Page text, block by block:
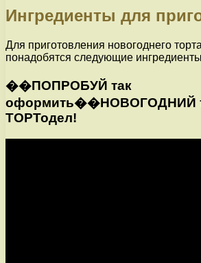
Ингредиенты для
Для приготовления новогоднего
понадобятся следующие
��ПОПРОБУЙ так
оформить��НОВОГОДНИЙ
ТОРТодел!